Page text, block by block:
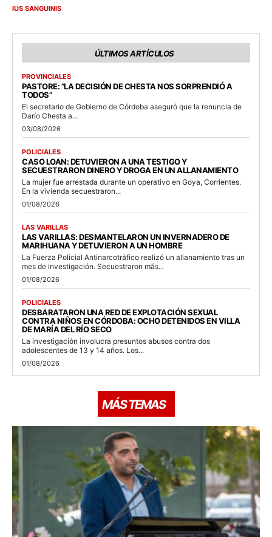
IUS SANGUINIS
ÚLTIMOS ARTÍCULOS
PROVINCIALES
PASTORE: “LA DECISIÓN DE CHESTA NOS SORPRENDIÓ A
TODOS”
El secretario de Gobierno de Córdoba aseguró que la renuncia de
Darío Chesta a...
03/08/2026
POLICIALES
CASO LOAN: DETUVIERON A UNA TESTIGO Y
SECUESTRARON DINERO Y DROGA EN UN ALLANAMIENTO
La mujer fue arrestada durante un operativo en Goya, Corrientes.
En la vivienda secuestraron...
01/08/2026
LAS VARILLAS
LAS VARILLAS: DESMANTELARON UN INVERNADERO DE
MARIHUANA Y DETUVIERON A UN HOMBRE
La Fuerza Policial Antinarcotráfico realizó un allanamiento tras un
mes de investigación. Secuestraron más...
01/08/2026
POLICIALES
DESBARATARON UNA RED DE EXPLOTACIÓN SEXUAL
CONTRA NIÑOS EN CÓRDOBA: OCHO DETENIDOS EN VILLA
DE MARÍA DEL RÍO SECO
La investigación involucra presuntos abusos contra dos
adolescentes de 13 y 14 años. Los...
01/08/2026
MÁS TEMAS